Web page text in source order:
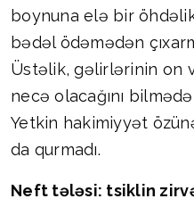
boynuna elə bir öhdəlik
bədəl ödəmədən
Üstəlik, gəlirlərinin on
necə olacağını
Yetkin hakimiyyət
da qurmadı.
Neft tələsi: tsiklin